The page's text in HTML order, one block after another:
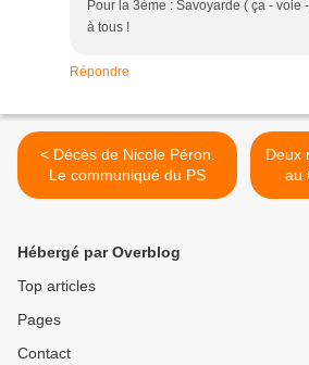
Pour la 3ème : Savoyarde ( ça - voie
à tous !
Répondre
< Décès de Nicole Péron.
Le communiqué du PS
Deux
au
Hébergé par Overblog
Top articles
Pages
Contact